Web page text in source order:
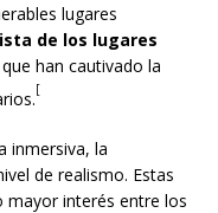
lugares
de los lugares
han cautivado la
[
inmersiva, la
de realismo. Estas
mayor interés entre los